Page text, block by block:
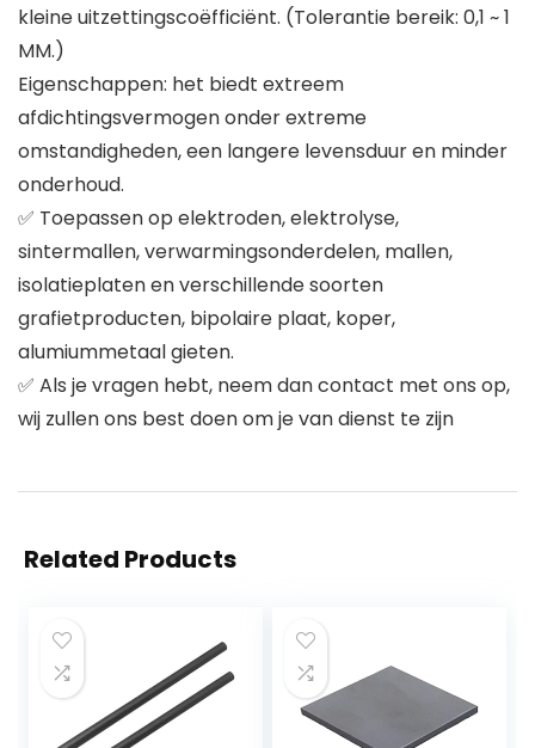
kleine uitzettingscoëfficiënt. (Tolerantie bereik: 0,1 ~ 1
MM.)
Eigenschappen: het biedt extreem
afdichtingsvermogen onder extreme
omstandigheden, een langere levensduur en minder
onderhoud.
✅ Toepassen op elektroden, elektrolyse,
sintermallen, verwarmingsonderdelen, mallen,
isolatieplaten en verschillende soorten
grafietproducten, bipolaire plaat, koper,
alumiummetaal gieten.
✅ Als je vragen hebt, neem dan contact met ons op,
wij zullen ons best doen om je van dienst te zijn
Related Products